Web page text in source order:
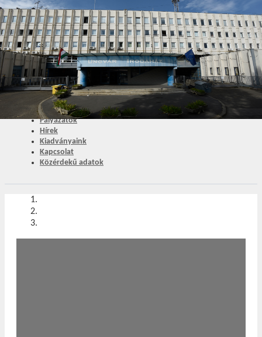
SLACHTA MARGIT NEMZETI SZOCIÁLPOLITIKAI
INTÉZET
Köszöntő
Szervezet
Szakmai Tevékenységek
Pályázatok
Hírek
Kiadványaink
Kapcsolat
Közérdekű adatok